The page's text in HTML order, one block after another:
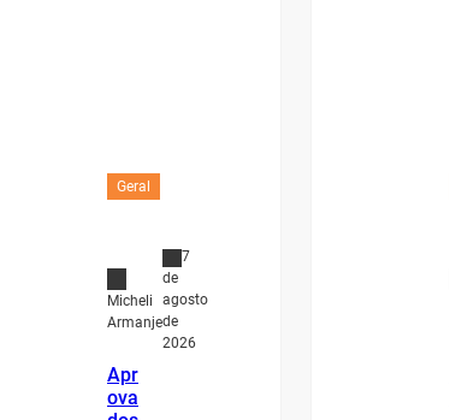
Geral
Micheli
Armanje
7
de
agosto
de
2026
Apr
ova